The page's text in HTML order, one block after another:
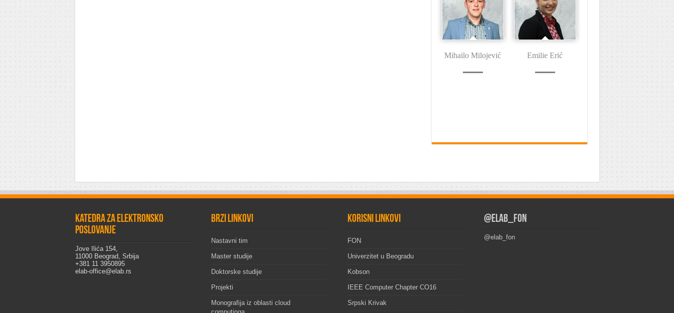
Mihailo Milojević Emilie Erić
Katedra za elektronsko
poslovanje
Jove Ilića 154,
11000 Beograd, Srbija
+381 11 3950895
elab-office@elab.rs
Brzi linkovi
Nastavni tim
Master studije
Doktorske studije
Projekti
Monografija iz oblasti cloud
Korisni linkovi
FON
Univerzitet u Beogradu
Kobson
IEEE Computer Chapter CO16
Srpski Krivak
@elab_fon
@elab_fon